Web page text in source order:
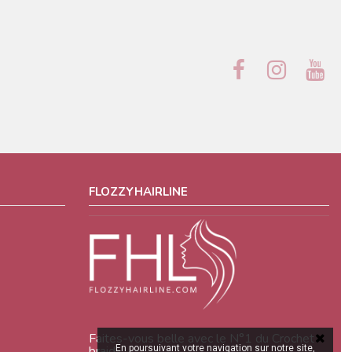
FLOZZYHAIRLINE
Faites-vous belle avec le N°1 du Crochet
En poursuivant votre navigation sur notre site,